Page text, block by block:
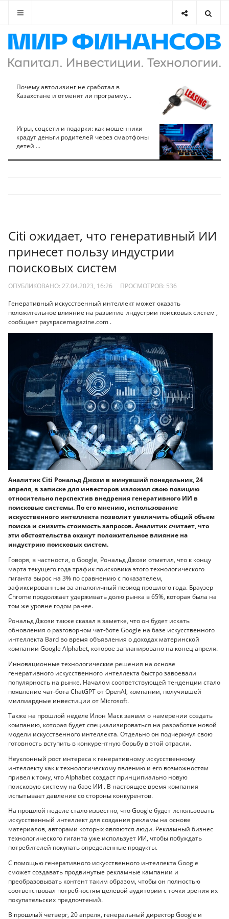
Почему автолизинг не сработал в
Казахстане и отменят ли программу...
Игры, соцсети и подарки: как мошенники
крадут деньги родителей через смартфоны
детей ...
Citi ожидает, что генеративный ИИ
принесет пользу индустрии
поисковых систем
ОПУБЛИКОВАНО: 27.04.2023, 16:26 ПРОСМОТРОВ: 536
Генеративный искусственный интеллект может оказать
положительное влияние на развитие индустрии поисковых систем ,
сообщает payspacemagazine.com .
Аналитик Citi Рональд Джози в минувший понедельник, 24
апреля, в записке для инвесторов изложил свою позицию
относительно перспектив внедрения генеративного ИИ в
поисковые системы. По его мнению, использование
искусственного интеллекта позволит увеличить общий объем
поиска и снизить стоимость запросов. Аналитик считает, что
эти обстоятельства окажут положительное влияние на
индустрию поисковых систем.
Говоря, в частности, о Google, Рональд Джози отметил, что к концу
марта текущего года трафик поисковика этого технологического
гиганта вырос на 3% по сравнению с показателем,
зафиксированным за аналогичный период прошлого года. Браузер
Chrome продолжает удерживать долю рынка в 65%, которая была на
том же уровне годом ранее.
Рональд Джози также сказал в заметке, что он будет искать
обновления о разговорном чат-боте Google на базе искусственного
интеллекта Bard во время объявления о доходах материнской
компании Google Alphabet, которое запланировано на конец апреля.
Инновационные технологические решения на основе
генеративного искусственного интеллекта быстро завоевали
популярность на рынке. Началом соответствующей тенденции стало
появление чат-бота ChatGPT от OpenAI, компании, получившей
миллиардные инвестиции от Microsoft.
Также на прошлой неделе Илон Маск заявил о намерении создать
компанию, которая будет специализироваться на разработке новой
модели искусственного интеллекта. Отдельно он подчеркнул свою
готовность вступить в конкурентную борьбу в этой отрасли.
Неуклонный рост интереса к генеративному искусственному
интеллекту как к технологическому явлению и его возможностям
привел к тому, что Alphabet создаст принципиально новую
поисковую систему на базе ИИ . В настоящее время компания
испытывает давление со стороны конкурентов.
На прошлой неделе стало известно, что Google будет использовать
искусственный интеллект для создания рекламы на основе
материалов, авторами которых являются люди. Рекламный бизнес
технологического гиганта уже использует ИИ, чтобы побуждать
потребителей покупать определенные продукты.
С помощью генеративного искусственного интеллекта Google
сможет создавать продвинутые рекламные кампании и
преобразовывать контент таким образом, чтобы он полностью
соответствовал потребностям целевой аудитории с точки зрения их
покупательских предпочтений.
В прошлый четверг, 20 апреля, генеральный директор Google и